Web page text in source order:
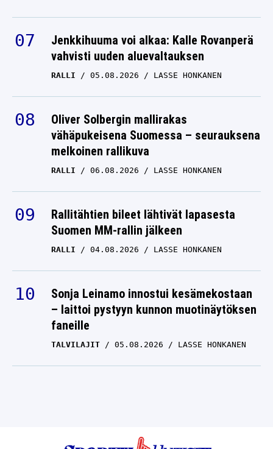
Jenkkihuuma voi alkaa: Kalle Rovanperä
vahvisti uuden aluevaltauksen
RALLI 05.08.2026 LASSE HONKANEN
Oliver Solbergin mallirakas
vähäpukeisena Suomessa – seurauksena
melkoinen rallikuva
RALLI 06.08.2026 LASSE HONKANEN
Rallitähtien bileet lähtivät lapasesta
Suomen MM-rallin jälkeen
RALLI 04.08.2026 LASSE HONKANEN
Sonja Leinamo innostui kesämekostaan
– laittoi pystyyn kunnon muotinäytöksen
faneille
TALVILAJIT 05.08.2026 LASSE HONKANEN